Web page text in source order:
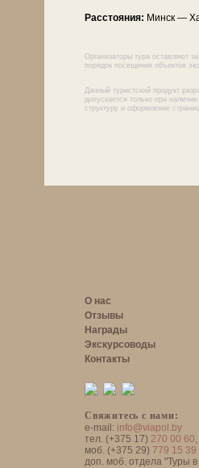
Расстояния: Минск —
Организаторы тура оставляют
порядок посещения объектов
Данный туристский продукт
допускается только при
структуру и оформление
О нас
Отзывы
Награды
Экскурсоводы
Контакты
Свяжитесь с нами:
e-mail: info@viapol.by
тел. (+375 17) 270 00 60,
моб. (+375 29) 779 15 39
доп. моб. отдела "Туры